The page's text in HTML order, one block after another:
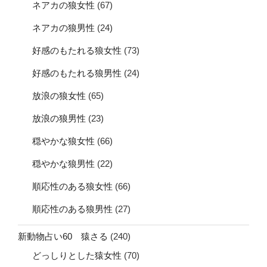
ネアカの狼女性 (67)
ネアカの狼男性 (24)
好感のもたれる狼女性 (73)
好感のもたれる狼男性 (24)
放浪の狼女性 (65)
放浪の狼男性 (23)
穏やかな狼女性 (66)
穏やかな狼男性 (22)
順応性のある狼女性 (66)
順応性のある狼男性 (27)
新動物占い60 猿さる (240)
どっしりとした猿女性 (70)